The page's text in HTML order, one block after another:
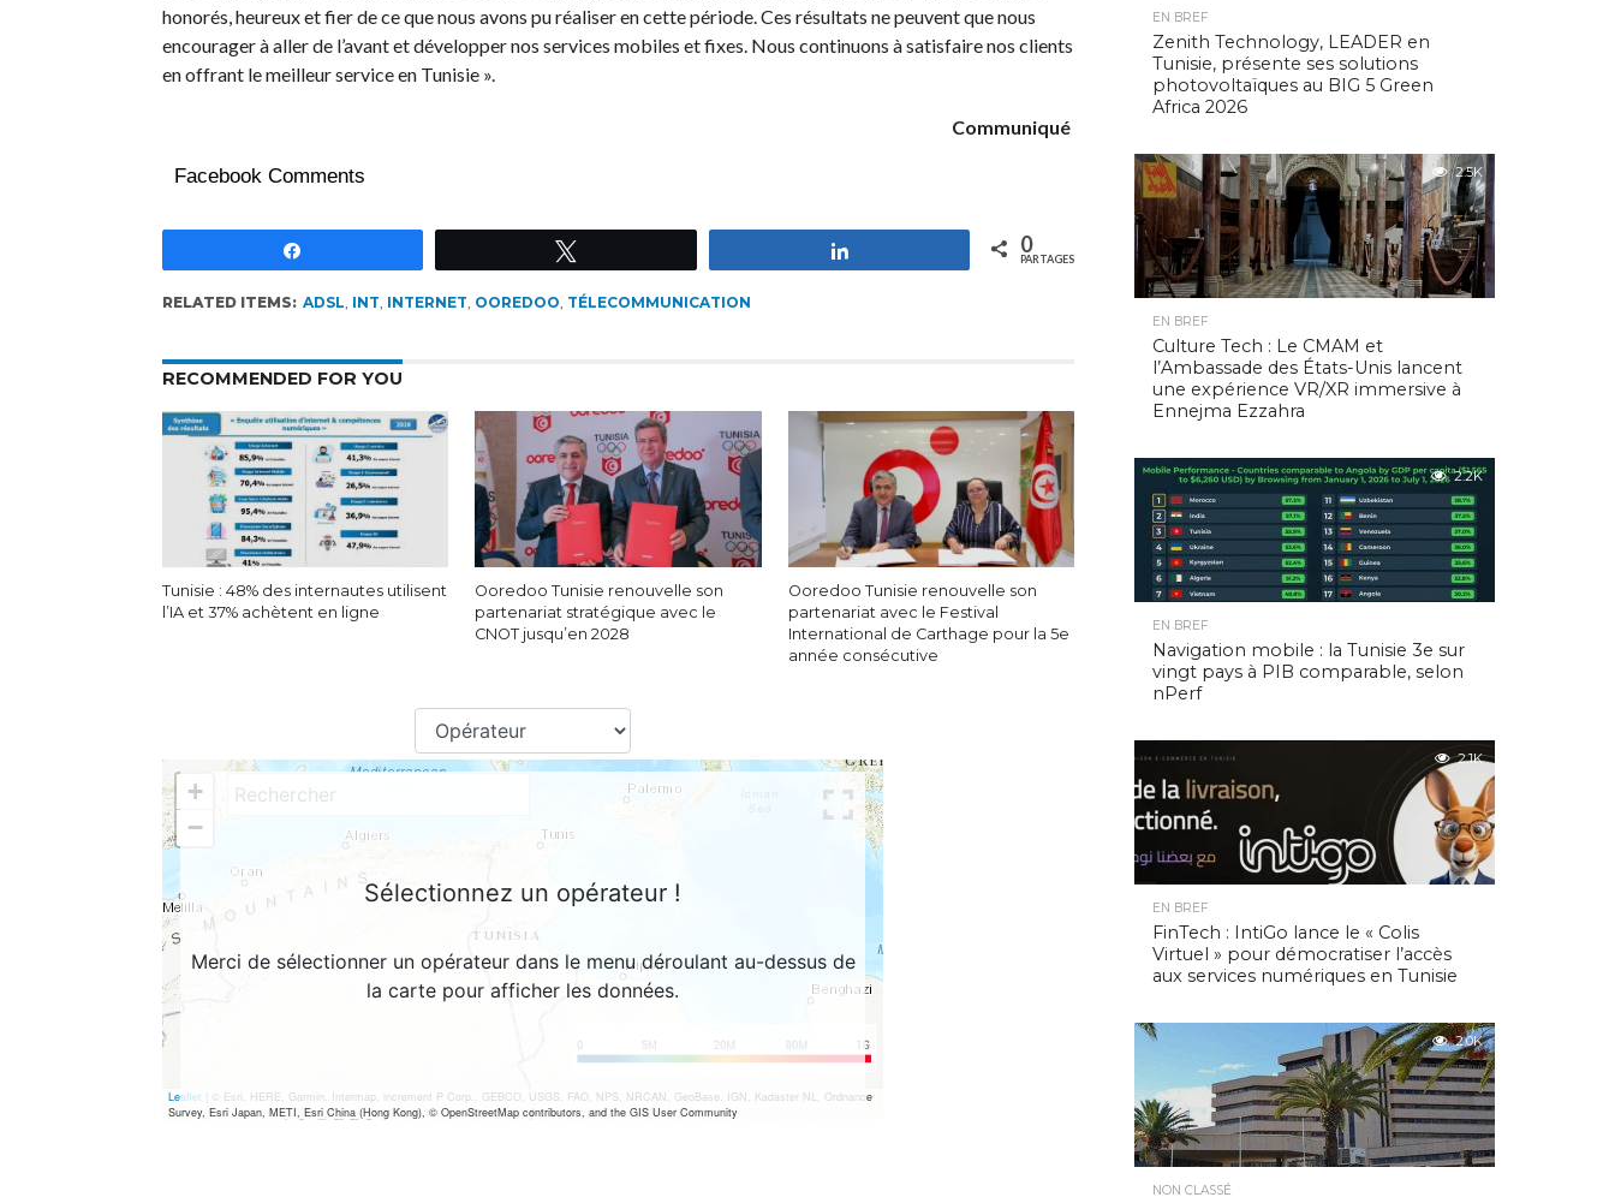
honorés, heureux et fier de ce que nous avons pu réaliser en cette période. Ces résultats ne peuvent que nous
encourager à aller de l’avant et développer nos services mobiles et fixes. Nous continuons à satisfaire nos clients
en offrant le meilleur service en Tunisie ».
Communiqué
Facebook Comments
0
PARTAGES
RELATED ITEMS: ADSL, INT, INTERNET, OOREDOO, TÉLECOMMUNICATION
RECOMMENDED FOR YOU
Tunisie : 48% des internautes utilisent
l’IA et 37% achètent en ligne
Ooredoo Tunisie renouvelle son
partenariat stratégique avec le
CNOT jusqu’en 2028
Ooredoo Tunisie renouvelle son
partenariat avec le Festival
International de Carthage pour la 5e
année consécutive
EN BREF
Zenith Technology, LEADER en
Tunisie, présente ses solutions
photovoltaïques au BIG 5 Green
Africa 2026
2.5K
EN BREF
Culture Tech : Le CMAM et
l’Ambassade des États-Unis lancent
une expérience VR/XR immersive à
Ennejma Ezzahra
2.2K
EN BREF
Navigation mobile : la Tunisie 3e sur
vingt pays à PIB comparable, selon
nPerf
2.1K
EN BREF
FinTech : IntiGo lance le « Colis
Virtuel » pour démocratiser l’accès
aux services numériques en Tunisie
2.0K
NON CLASSÉ